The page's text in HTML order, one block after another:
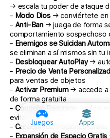
Juegos Apps
→ escala tu poder de ataque
- Modo Dios→ conviértete en
- Anti-Ban → juega de forma
comportamiento sospechoso
- Enemigos se Suicidan
se eliminan a sí mismos sin tu
- Desbloquear AutoPlay→
- Precio de Venta
para ventas de objetos
- Activar Premium→ accede a
de forma gratuita
- Congelar Recursos
→
evitar gastos
- Creación de Pociones Gratis
- Expansión de Espacio Gratis